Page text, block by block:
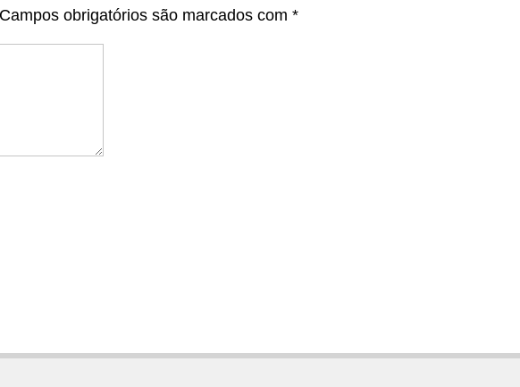
Campos obrigatórios são marcados com *